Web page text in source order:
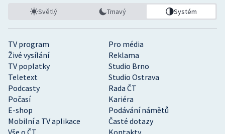
TV program
Pro média
Živé vysílání
Reklama
TV poplatky
Studio Brno
Teletext
Studio Ostrava
Podcasty
Rada ČT
Počasí
Kariéra
E-shop
Podávání námětů
Mobilní a TV aplikace
Časté dotazy
Vše o ČT
Kontakty
Světlý Tmavý Systém